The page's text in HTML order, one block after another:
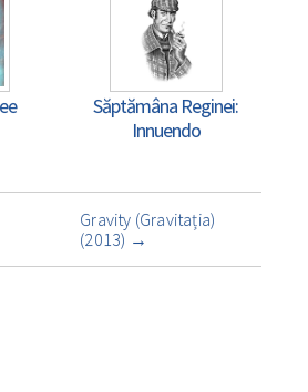
Săptămâna Reginei:
Innuendo
Gravity (Gravitația)
(2013) →